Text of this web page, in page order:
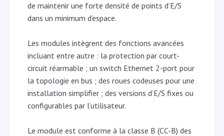
de maintenir une forte densité de points d’E/S
dans un minimum d’espace.
Les modules intègrent des fonctions avancées
incluant entre autre : la protection par court-
circuit réarmable ; un switch Ethernet 2-port pour
la topologie en bus ; des roues codeuses pour une
installation simplifier ; des versions d’E/S fixes ou
configurables par l’utilisateur.
Le module est conforme à la classe B (CC-B) des